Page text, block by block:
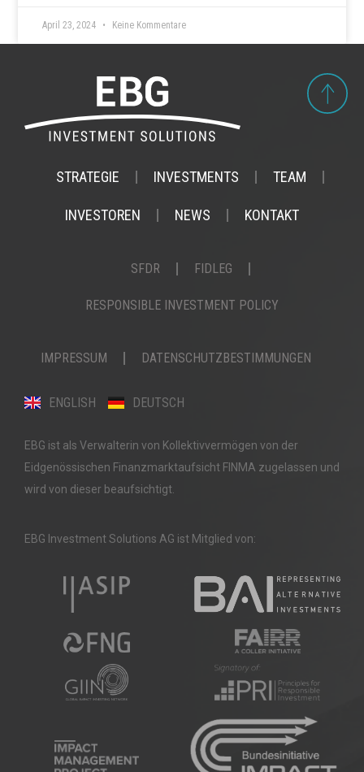
April 23, 2024 Keine Kommentare
STRATEGIE INVESTMENTS TEAM
INVESTOREN NEWS KONTAKT
SFDR FIDLEG
RESPONSIBLE INVESTMENT POLICY
IMPRESSUM DATENSCHUTZBESTIMMUNGEN
ENGLISH DEUTSCH
EBG ist als Verwalterin von Kollektivvermögen von der
Eidgenössischen Finanzmarktaufsicht FINMA zugelassen und
wird von dieser beaufsichtigt.
EBG Investment Solutions AG ist Mitglied von: